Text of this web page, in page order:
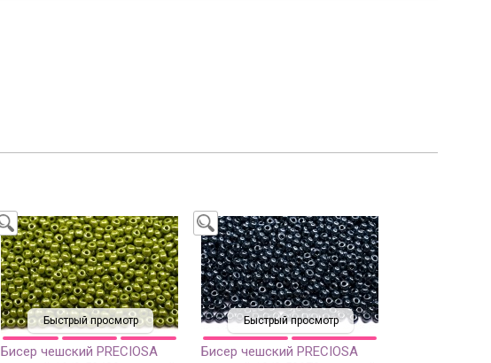
Быстрый просмотр
Бисер чешский PRECIOSA
Быстрый просмотр
Бисер чешский PRECIOSA